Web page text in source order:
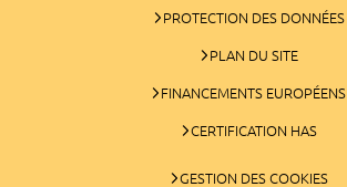
PROTECTION DES DONNÉES
PLAN DU SITE
FINANCEMENTS EUROPÉENS
CERTIFICATION HAS
GESTION DES COOKIES